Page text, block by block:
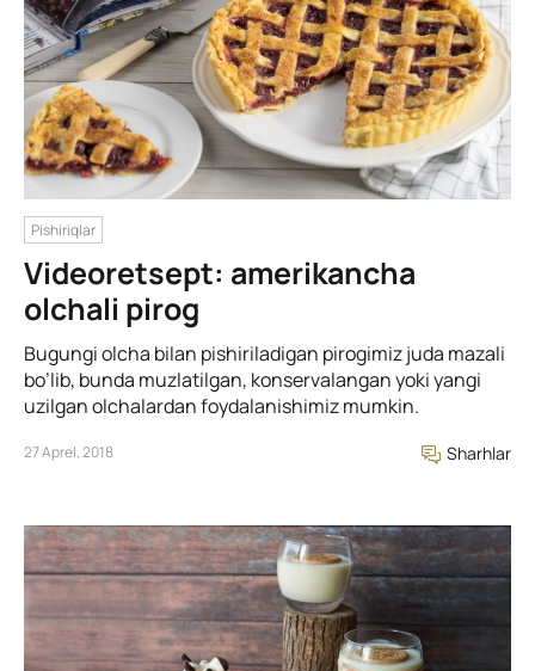
Pishiriqlar
Videoretsept: amerikancha
olchali pirog
Bugungi olcha bilan pishiriladigan pirogimiz juda mazali
bo’lib, bunda muzlatilgan, konservalangan yoki yangi
uzilgan olchalardan foydalanishimiz mumkin.
27 Aprel, 2018 Sharhlar